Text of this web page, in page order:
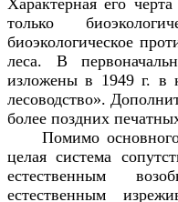
только
биоэкологическое
леса. В
изложены в 1949 г. в
лесоводство».
более поздних
Помимо
целая система
естественным
естественным